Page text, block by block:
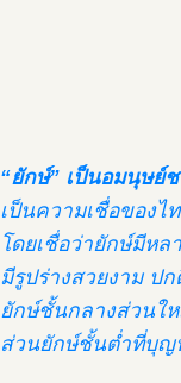
“ยักษ์” เป็นอมนุษย์
เป็นความเชื่อของ
โดยเชื่อว่ายักษ์มีห
มีรูปร่างสวยงาม ปก
ยักษ์ชั้นกลางส่วนใ
ส่วนยักษ์ชั้นต่ำที่บุญ